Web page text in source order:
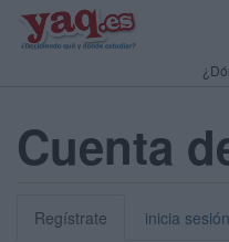
Cuenta
Regístrate inicia sesión